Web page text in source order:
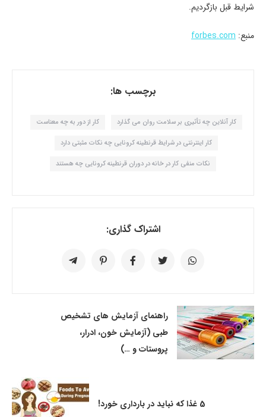
شرایط قبل بازگردیم.
منبع: forbes.com
برچسب ها:
کار آنلاین چه تأثیری بر سلامت روان می گذارد کار از دور به چه معناست
کار اینترنتی در شرایط قرنطینه کرونایی چه نکات مثبتی دارد
نکات منفی کار در خانه در دوران قرنطینه کرونایی چه هستند
اشتراک گذاری:
راهنمای آزمایش های تشخیص
طبی (آزمایش خون، ادرار،
پروستات و …)
5 غذا که نباید در بارداری خورد!